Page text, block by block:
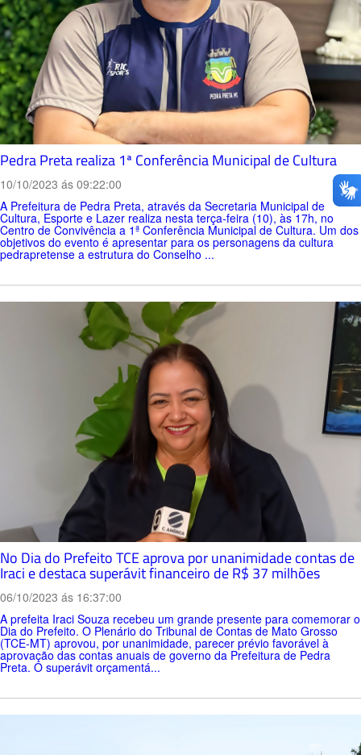
Pedra Preta realiza 1ª Conferência Municipal de Cultura
10/10/2023 ás 09:22:00
A Prefeitura de Pedra Preta, através da Secretaria Municipal de
Cultura, Esporte e Lazer realiza nesta terça-feira (10), às 17h, no
Centro de Convivência a 1ª Conferência Municipal de Cultura. Um dos
objetivos do evento é apresentar para os personagens da cultura
pedrapretense a estrutura do Conselho ...
No Dia do Prefeito TCE aprova por unanimidade contas de
Iraci e destaca superávit financeiro de R$ 37 milhões
06/10/2023 ás 16:37:00
A prefeita Iraci Souza recebeu um grande presente para comemorar o
Dia do Prefeito. O Plenário do Tribunal de Contas de Mato Grosso
(TCE-MT) aprovou, por unanimidade, parecer prévio favorável à
aprovação das contas anuais de governo da Prefeitura de Pedra
Preta. O superávit orçamentá...